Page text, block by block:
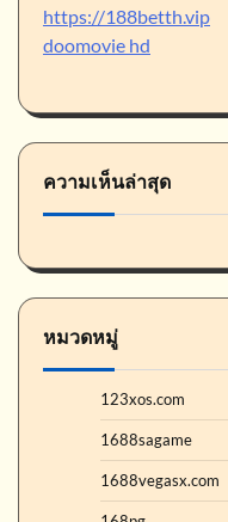
https://188betth.vip
doomovie hd
ความเห็นล่าสุด
หมวดหมู่
123xos.com
1688sagame
1688vegasx.com